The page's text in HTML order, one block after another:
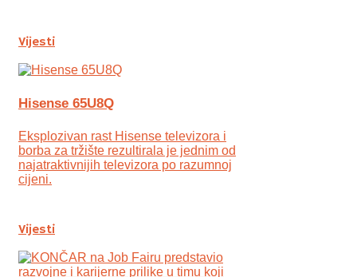
Vijesti
Hisense 65U8Q
Eksplozivan rast Hisense televizora i
borba za tržište rezultirala je jednim od
najatraktivnijih televizora po razumnoj
cijeni.
Vijesti